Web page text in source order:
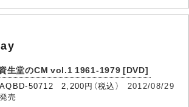
生堂のCM vol.1 1961-1979 [DVD]
AQBD-50712 2,200円（税込） 2012/08/29
発売